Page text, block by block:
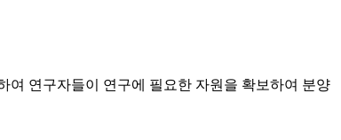
여 연구자들이 연구에 필요한 자원을 확보하여 분양